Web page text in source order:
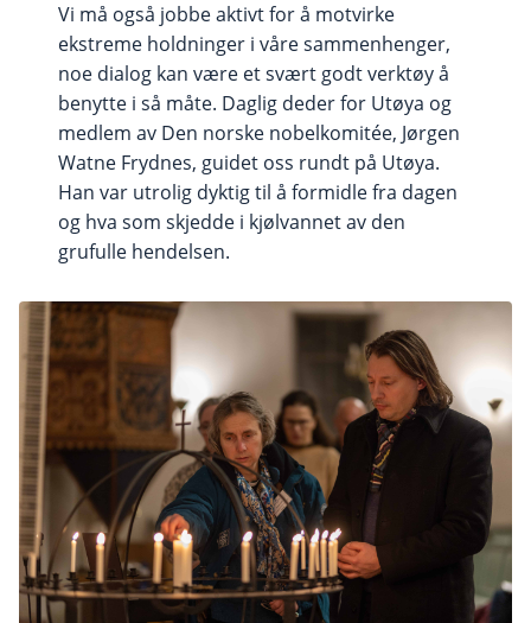
Vi må også jobbe aktivt for å motvirke
ekstreme holdninger i våre sammenhenger,
noe dialog kan være et svært godt verktøy å
benytte i så måte. Daglig deder for Utøya og
medlem av Den norske nobelkomitée, Jørgen
Watne Frydnes, guidet oss rundt på Utøya.
Han var utrolig dyktig til å formidle fra dagen
og hva som skjedde i kjølvannet av den
grufulle hendelsen.